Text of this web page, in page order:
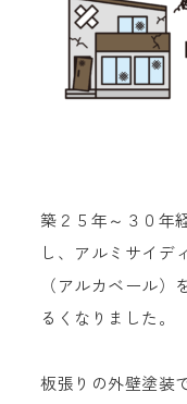
築２５年～３０年
し、アルミサイデ
（アルカベール
るくなりました。
板張りの外壁塗装